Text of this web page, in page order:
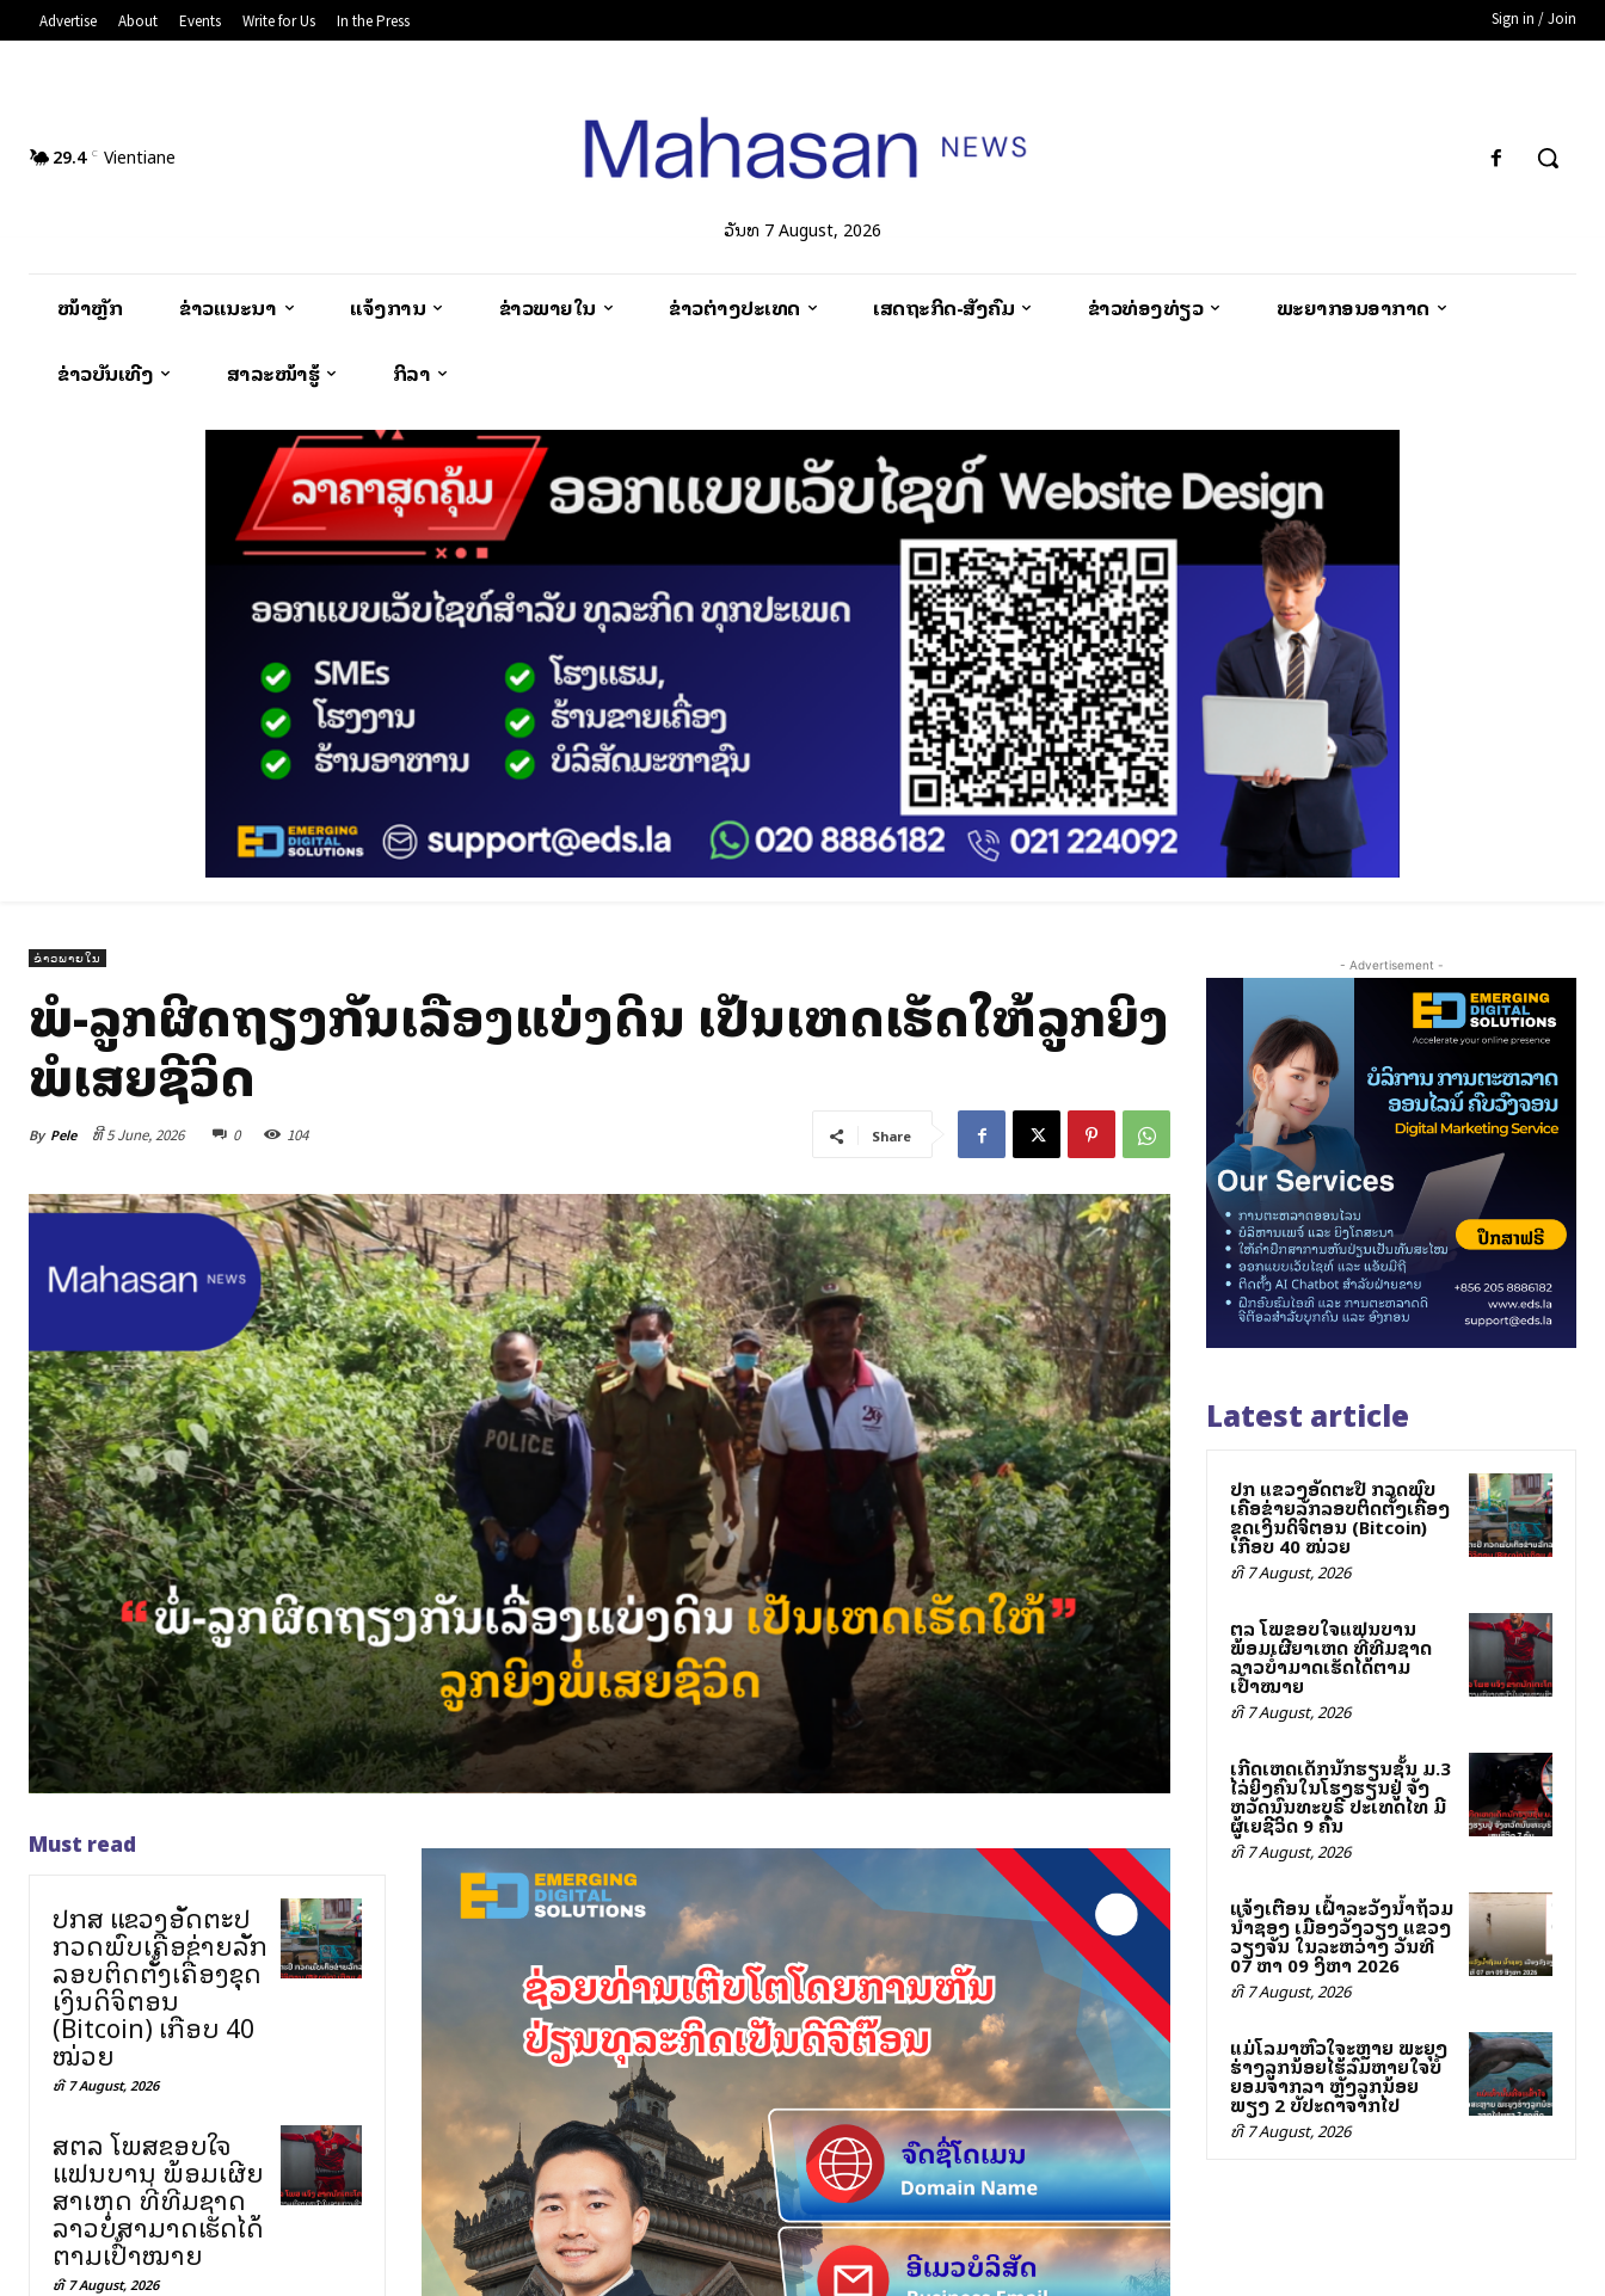
Advertise About Events Write for Us In the Press Sign in / Join
29.4 C Vientiane
ວັນທີ 7 August, 2026
ໜ້າຫຼັກ ຂ່າວແນະນຳ ແຈ້ງການ ຂ່າວພາຍໃນ ຂ່າວຕ່າງປະເທດ ເສດຖະກິດ-ສັງຄົມ ຂ່າວທ່ອງທ່ຽວ ພະຍາກອນອາກາດ
ຂ່າວບັນເທີງ ສາລະໜ້າຮູ້ ກິລາ
ຂ່າວພາຍໃນ
ພໍ່-ລູກຜິດຖຽງກັນເລື່ອງແບ່ງດິນ ເປັນເຫດເຮັດໃຫ້ລູກຍິງ
ພໍ່ເສຍຊີວິດ
By Pele ທີ 5 June, 2026 0 104 Share
Must read
ປກສ ແຂວງອັດຕະປື
ກວດພົບເຄືອຂ່າຍລັກ
ລອບຕິດຕັ້ງເຄື່ອງຂຸດ
ເງິນດິຈິຕອນ
(Bitcoin) ເກືອບ 40
ໝ່ວຍ
ທີ 7 August, 2026
ສຕລ ໂພສຂອບໃຈ
ແຟນບານ ພ້ອມເຜີຍ
ສາເຫດ ທີ່ທີມຊາດ
ລາວບໍ່ສາມາດເຮັດໄດ້
ຕາມເປົ້າໝາຍ
ທີ 7 August, 2026
- Advertisement -
Latest article
ປກສ ແຂວງອັດຕະປື ກວດພົບ
ເຄືອຂ່າຍລັກລອບຕິດຕັ້ງເຄື່ອງ
ຂຸດເງິນດິຈິຕອນ (Bitcoin)
ເກືອບ 40 ໝ່ວຍ
ທີ 7 August, 2026
ສຕລ ໂພສຂອບໃຈແຟນບານ
ພ້ອມເຜີຍສາເຫດ ທີ່ທີມຊາດ
ລາວບໍ່ສາມາດເຮັດໄດ້ຕາມ
ເປົ້າໝາຍ
ທີ 7 August, 2026
ເກີດເຫດເດັກນັກຮຽນຊັ້ນ ມ.3
ໄລ່ຍິງຄົນໃນໂຮງຮຽນຢູ່ ຈັງ
ຫວັດນົນທະບຸຣີ ປະເທດໄທ ມີ
ຜູ້ເສຍຊີວິດ 9 ຄົນ
ທີ 7 August, 2026
ແຈ້ງເຕືອນ ເຝົ້າລະວັງນ້ຳຖ້ວມ
ນ້ຳຊອງ ເມືອງວັງວຽງ ແຂວງ
ວຽງຈັນ ໃນລະຫວ່າງ ວັນທີ
07 ຫາ 09 ສິງຫາ 2026
ທີ 7 August, 2026
ແມ່ໂລມາຫົວໃຈສະຫຼາຍ ພະຍຸງ
ຮ່າງລູກນ້ອຍໄຮ້ລົມຫາຍໃຈບໍ່
ຍອມຈາກລາ ຫຼັງລູກນ້ອຍ
ພຽງ 2 ສັບປະດາຈາກໄປ
ທີ 7 August, 2026